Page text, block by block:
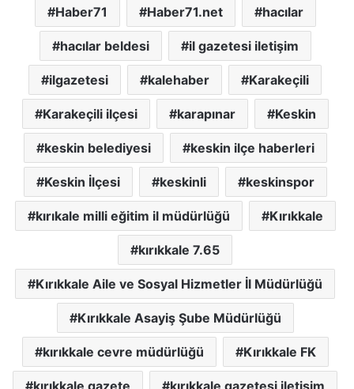
Haber71 Haber71.net hacılar
hacılar beldesi il gazetesi iletişim
ilgazetesi kalehaber Karakeçili
Karakeçili ilçesi karapınar Keskin
keskin belediyesi keskin ilçe haberleri
Keskin İlçesi keskinli keskinspor
kırıkale milli eğitim il müdürlüğü Kırıkkale
kırıkkale 7.65
Kırıkkale Aile ve Sosyal Hizmetler İl Müdürlüğü
Kırıkkale Asayiş Şube Müdürlüğü
kırıkkale cevre müdürlüğü Kırıkkale FK